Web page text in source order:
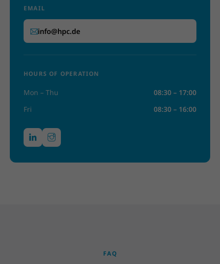
EMAIL
info@hpc.de
HOURS OF OPERATION
Mon – Thu
08:30 – 17:00
Fri
08:30 – 16:00
FAQ